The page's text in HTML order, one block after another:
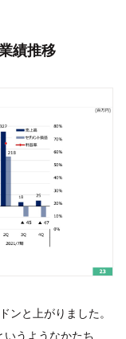
績推移
ンと上がりました。
いうようなかたち